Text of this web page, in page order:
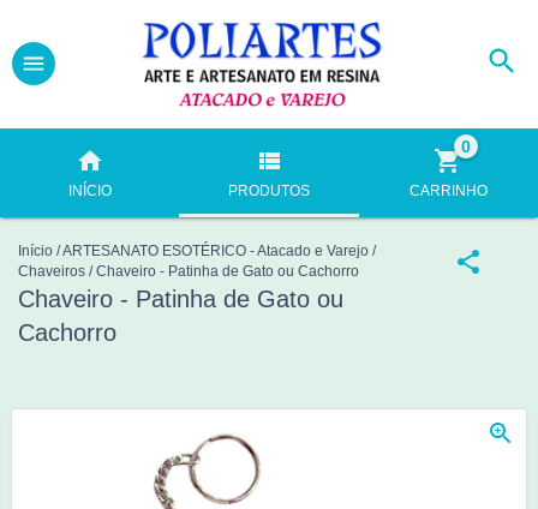
INÍCIO PRODUTOS CARRINHO
0
Início /ARTESANATO ESOTÉRICO - Atacado e Varejo /
Chaveiros / Chaveiro - Patinha de Gato ou Cachorro
Chaveiro - Patinha de Gato ou
Cachorro